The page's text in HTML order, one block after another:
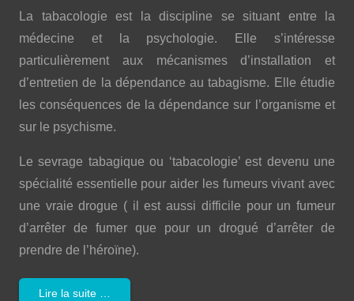
La tabacologie est la discipline se situant entre la
médecine et la psychologie. Elle s’intéresse
particulièrement aux mécanismes d’installation et
d’entretien de la dépendance au tabagisme. Elle étudie
les conséquences de la dépendance sur l’organisme et
sur le psychisme.
Le sevrage tabagique ou ‘tabacologie’ est devenu une
spécialité essentielle pour aider les fumeurs vivant avec
une vraie drogue ( il est aussi difficile pour un fumeur
d’arrêter de fumer que pour un drogué d’arrêter de
prendre de l’héroïne).
Lire la suite …